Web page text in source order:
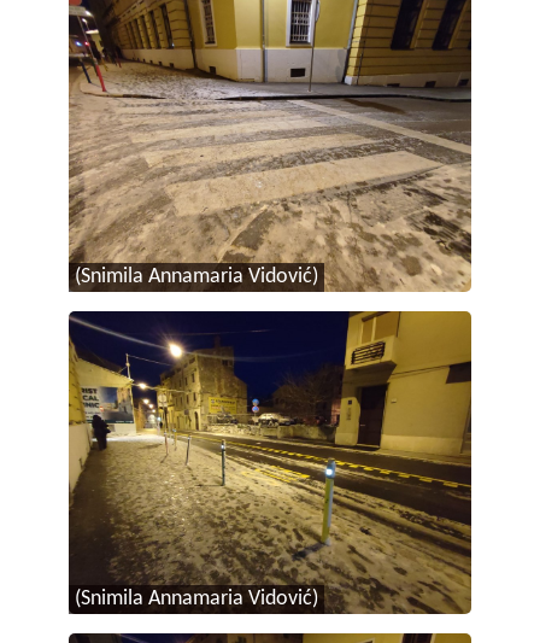
(Snimila Annamaria Vidović)
(Snimila Annamaria Vidović)